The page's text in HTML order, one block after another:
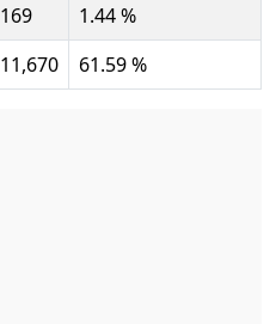
169
1.44 %
11,670 61.59 %